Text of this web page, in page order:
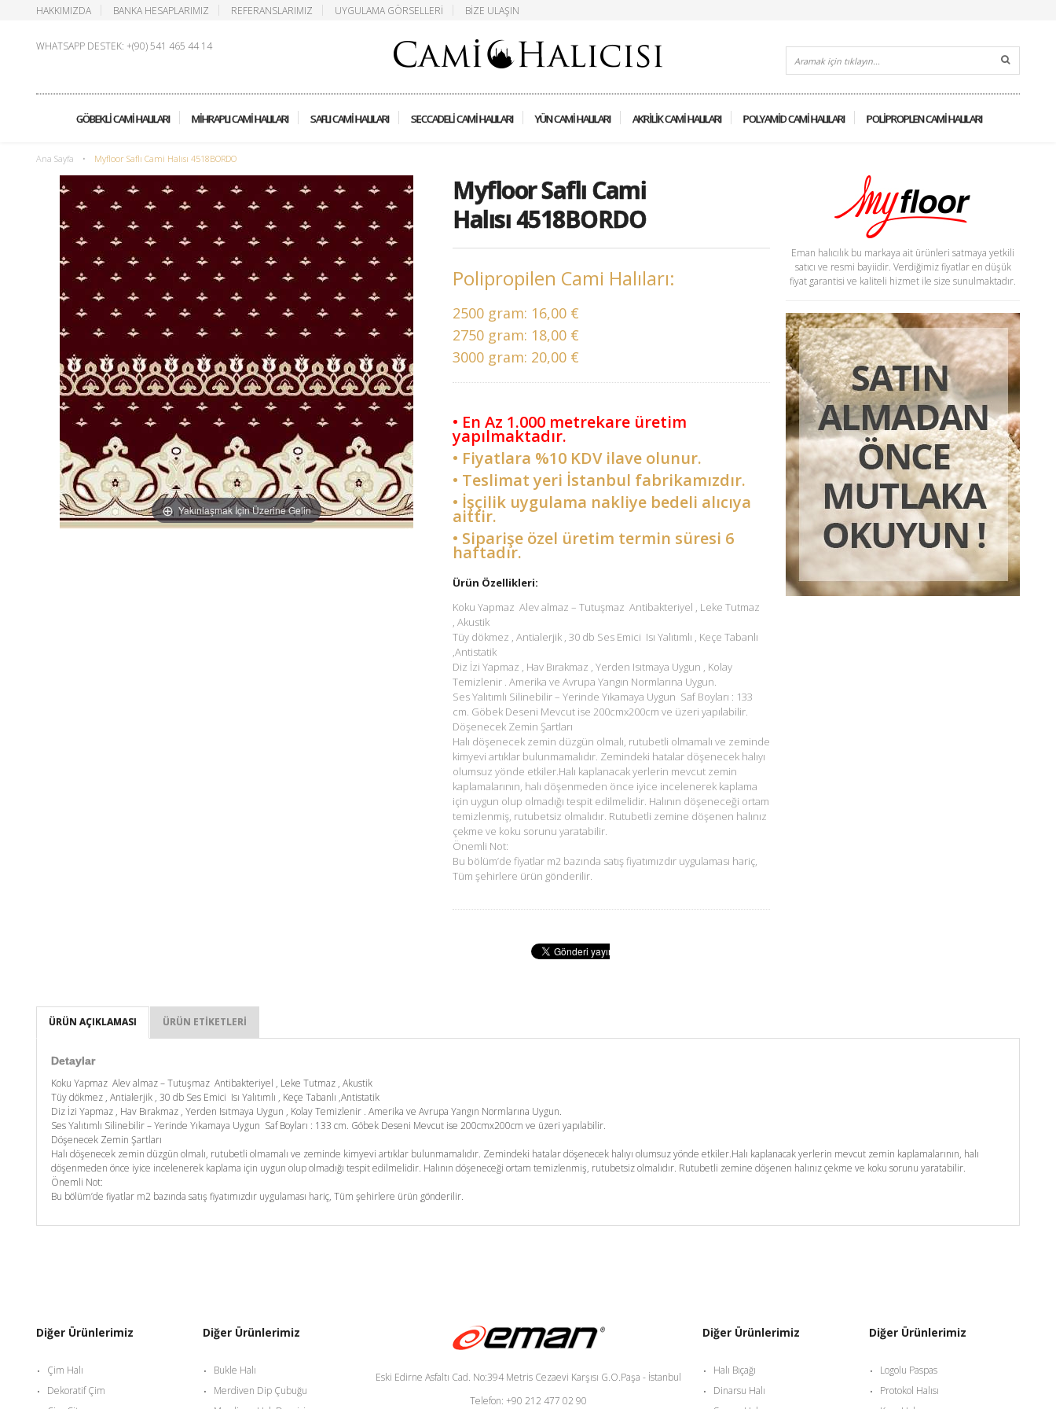
HAKKIMIZDA BANKA HESAPLARIMIZ REFERANSLARIMIZ UYGULAMA GÖRSELLERI BIZE ULAŞIN
WHATSAPP DESTEK: +(90) 541 465 44 14
GÖBEKLI CAMI HALILARI MIHRAPLI CAMI HALILARI SAFLI CAMI HALILARI SECCADELI CAMI HALILARI YÜN CAMI HALILARI AKRILIK CAMI HALILARI POLYAMID CAMI HALILARI POLIPROPLEN CAMI HALILARI
Ana Sayfa • Myfloor Saflı Cami Halısı 4518BORDO
Yakınlaşmak İçin Üzerine Gelin
Myfloor Saflı Cami
Halısı 4518BORDO
Polipropilen Cami Halıları:
2500 gram: 16,00 €
2750 gram: 18,00 €
3000 gram: 20,00 €
• En Az 1.000 metrekare üretim
yapılmaktadır.
• Fiyatlara %10 KDV ilave olunur.
• Teslimat yeri İstanbul fabrikamızdır.
• İşçilik uygulama nakliye bedeli alıcıya
aittir.
• Siparişe özel üretim termin süresi 6
haftadır.
Ürün Özellikleri:
Koku Yapmaz Alev almaz – Tutuşmaz Antibakteriyel , Leke Tutmaz
, Akustik
Tüy dökmez , Antialerjik , 30 db Ses Emici Isı Yalıtımlı , Keçe Tabanlı
,Antistatik
Diz İzi Yapmaz , Hav Bırakmaz , Yerden Isıtmaya Uygun , Kolay
Temizlenir . Amerika ve Avrupa Yangın Normlarına Uygun.
Ses Yalıtımlı Silinebilir – Yerinde Yıkamaya Uygun Saf Boyları : 133
cm. Göbek Deseni Mevcut ise 200cmx200cm ve üzeri yapılabilir.
Döşenecek Zemin Şartları
Halı döşenecek zemin düzgün olmalı, rutubetli olmamalı ve zeminde
kimyevi artıklar bulunmamalıdır. Zemindeki hatalar döşenecek halıyı
olumsuz yönde etkiler.Halı kaplanacak yerlerin mevcut zemin
kaplamalarının, halı döşenmeden önce iyice incelenerek kaplama
için uygun olup olmadığı tespit edilmelidir. Halının döşeneceği ortam
temizlenmiş, rutubetsiz olmalıdır. Rutubetli zemine döşenen halınız
çekme ve koku sorunu yaratabilir.
Önemli Not:
Bu bölüm’de fiyatlar m2 bazında satış fiyatımızdır uygulaması hariç,
Tüm şehirlere ürün gönderilir.
Eman halıcılık bu markaya ait ürünleri satmaya yetkili
satıcı ve resmi bayiidir. Verdiğimiz fiyatlar en düşük
fiyat garantisi ve kaliteli hizmet ile size sunulmaktadır.
ÜRÜN AÇIKLAMASI ÜRÜN ETIKETLERI
Detaylar
Koku Yapmaz Alev almaz – Tutuşmaz Antibakteriyel , Leke Tutmaz , Akustik
Tüy dökmez , Antialerjik , 30 db Ses Emici Isı Yalıtımlı , Keçe Tabanlı ,Antistatik
Diz İzi Yapmaz , Hav Bırakmaz , Yerden Isıtmaya Uygun , Kolay Temizlenir . Amerika ve Avrupa Yangın Normlarına Uygun.
Ses Yalıtımlı Silinebilir – Yerinde Yıkamaya Uygun Saf Boyları : 133 cm. Göbek Deseni Mevcut ise 200cmx200cm ve üzeri yapılabilir.
Döşenecek Zemin Şartları
Halı döşenecek zemin düzgün olmalı, rutubetli olmamalı ve zeminde kimyevi artıklar bulunmamalıdır. Zemindeki hatalar döşenecek halıyı olumsuz yönde etkiler.Halı kaplanacak yerlerin mevcut zemin kaplamalarının, halı
döşenmeden önce iyice incelenerek kaplama için uygun olup olmadığı tespit edilmelidir. Halının döşeneceği ortam temizlenmiş, rutubetsiz olmalıdır. Rutubetli zemine döşenen halınız çekme ve koku sorunu yaratabilir.
Önemli Not:
Bu bölüm’de fiyatlar m2 bazında satış fiyatımızdır uygulaması hariç, Tüm şehirlere ürün gönderilir.
Diğer Ürünlerimiz
Çim Halı
Dekoratif Çim
Diğer Ürünlerimiz
Bukle Halı
Merdiven Dip Çubuğu
Eski Edirne Asfaltı Cad. No:394 Metris Cezaevi Karşısı G.O.Paşa - İstanbul
Telefon: +90 212 477 02 90
Diğer Ürünlerimiz
Halı Bıçağı
Dinarsu Halı
Diğer Ürünlerimiz
Logolu Paspas
Protokol Halısı